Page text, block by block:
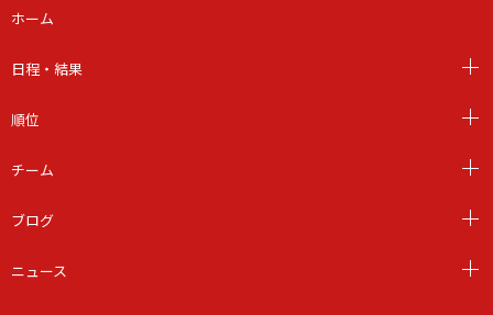
ホーム
日程・結果
順位
チーム
ブログ
ニュース